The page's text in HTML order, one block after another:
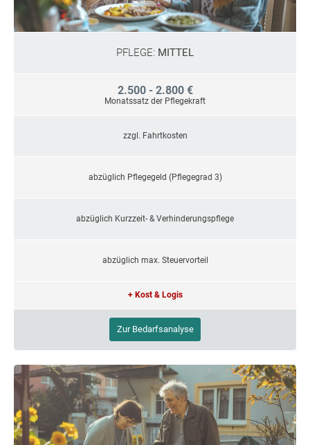
PFLEGE: MITTEL
2.500 - 2.800 €
Monatssatz der Pflegekraft
zzgl. Fahrtkosten
abzüglich Pflegegeld (Pflegegrad 3)
abzüglich Kurzzeit- & Verhinderungspflege
abzüglich max. Steuervorteil
+ Kost & Logis
Zur Bedarfsanalyse